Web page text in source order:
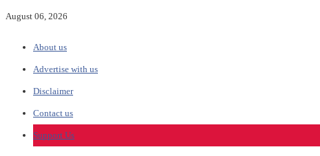
August 06, 2026
About us
Advertise with us
Disclaimer
Contact us
Support Us